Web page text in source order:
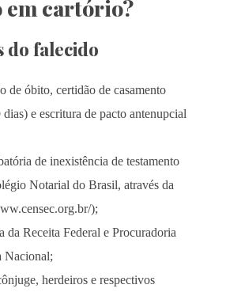
cartório?
do falecido
de óbito, certidão de casamento
e escritura de pacto antenupcial
de inexistência de testamento
Notarial do Brasil, através da
);
da Receita Federal e Procuradoria
Nacional;
herdeiros e respectivos